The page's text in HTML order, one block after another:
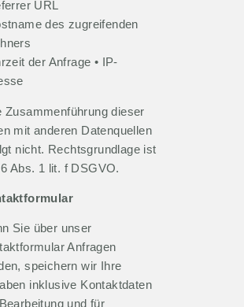
URL
des zugreifenden
der Anfrage • IP-
Zusammenführung dieser
mit anderen Datenquellen
nicht. Rechtsgrundlage ist
Abs. 1 lit. f DSGVO.
Sie über unser
Anfragen
speichern wir Ihre
inklusive Kontaktdaten
und für